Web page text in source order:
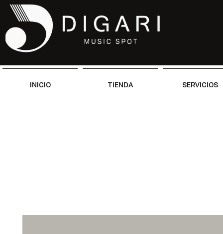
INICIO TIENDA SERVICIOS